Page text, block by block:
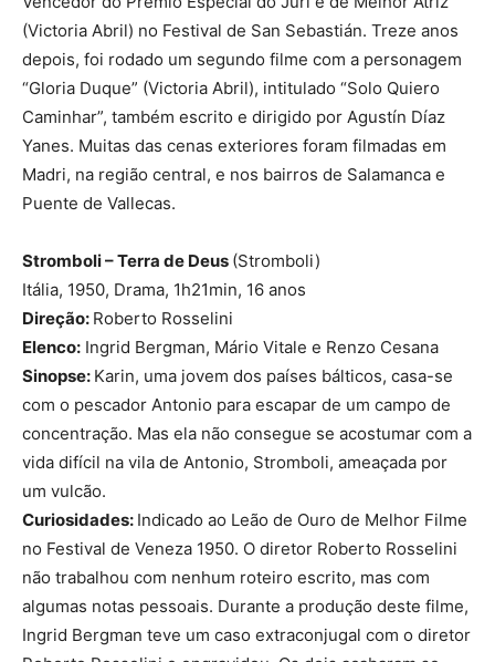
(Victoria Abril) no Festival de San Sebastián. Treze anos
depois, foi rodado um segundo filme com a personagem
“Gloria Duque” (Victoria Abril), intitulado “Solo Quiero
Caminhar”, também escrito e dirigido por Agustín Díaz
Yanes. Muitas das cenas exteriores foram filmadas em
Madri, na região central, e nos bairros de Salamanca e
Puente de Vallecas.
Stromboli – Terra de Deus (Stromboli)
Itália, 1950, Drama, 1h21min, 16 anos
Direção: Roberto Rosselini
Elenco: Ingrid Bergman, Mário Vitale e Renzo Cesana
Sinopse: Karin, uma jovem dos países bálticos, casa-se
com o pescador Antonio para escapar de um campo de
concentração. Mas ela não consegue se acostumar com a
vida difícil na vila de Antonio, Stromboli, ameaçada por
um vulcão.
Curiosidades: Indicado ao Leão de Ouro de Melhor Filme
no Festival de Veneza 1950. O diretor Roberto Rosselini
não trabalhou com nenhum roteiro escrito, mas com
algumas notas pessoais. Durante a produção deste filme,
Ingrid Bergman teve um caso extraconjugal com o diretor